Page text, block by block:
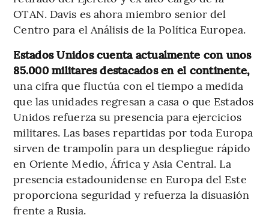
OTAN. Davis es ahora miembro senior del
Centro para el Análisis de la Política Europea.
Estados Unidos cuenta actualmente con unos
85.000 militares destacados en el continente,
una cifra que fluctúa con el tiempo a medida
que las unidades regresan a casa o que Estados
Unidos refuerza su presencia para ejercicios
militares. Las bases repartidas por toda Europa
sirven de trampolín para un despliegue rápido
en Oriente Medio, África y Asia Central. La
presencia estadounidense en Europa del Este
proporciona seguridad y refuerza la disuasión
frente a Rusia.